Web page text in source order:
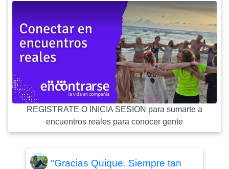
REGISTRATE O INICIA SESION para sumarte a
encuentros reales para conocer gente
"Gracias Quique. Siempre tan